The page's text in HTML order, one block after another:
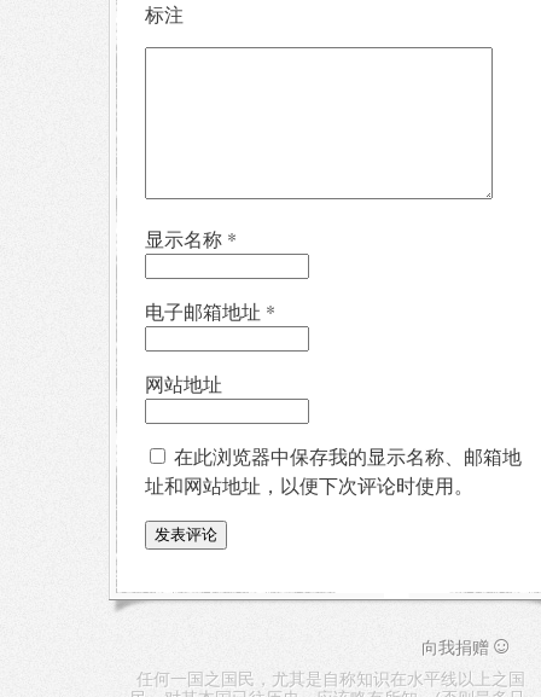
标注
显示名称 *
电子邮箱地址 *
网站地址
在此浏览器中保存我的显示名称、邮箱地
址和网站地址，以便下次评论时使用。
向我捐赠 ☺
任何一国之国民，尤其是自称知识在水平线以上之国